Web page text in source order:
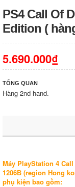
PS4 Call Of
Edition (
5.690.000₫
TỔNG QUAN
Hàng 2nd hand.
Máy PlayStation 4
1206B (region Hong
phụ kiện bao gồm: